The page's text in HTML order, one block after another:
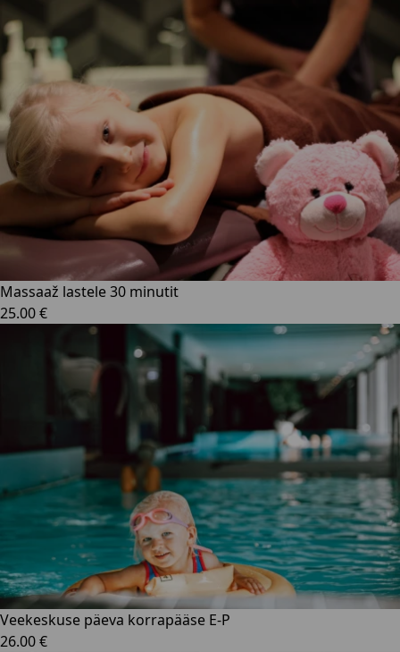
Massaaž lastele 30 minutit
25.00 €
Veekeskuse päeva korrapääse E-P
26.00 €